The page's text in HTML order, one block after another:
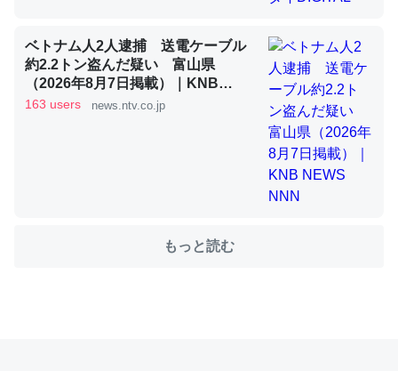
類は苦労してるんだな…。腹足類だと殻を無くしてナメク
ジになったり努力してるし。
─ニュース :: 【研究発表】昆虫学の大問題＝「昆虫はなぜ海にいな
ちぼちRingも置こうかと画策中。あと、Googleマップで
ベトナム人2人逮捕 送電ケーブル
約2.2トン盗んだ疑い 富山県
（2026年8月7日掲載）｜KNB
NEWS NNN
163 users news.ntv.co.jp
もっと読む